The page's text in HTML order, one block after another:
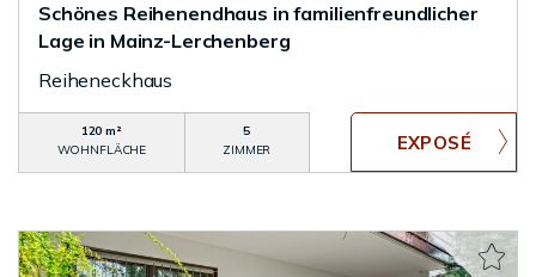
Schönes Reihenendhaus in familienfreundlicher
Lage in Mainz-Lerchenberg
Reiheneckhaus
120 m²
WOHNFLÄCHE
5
ZIMMER